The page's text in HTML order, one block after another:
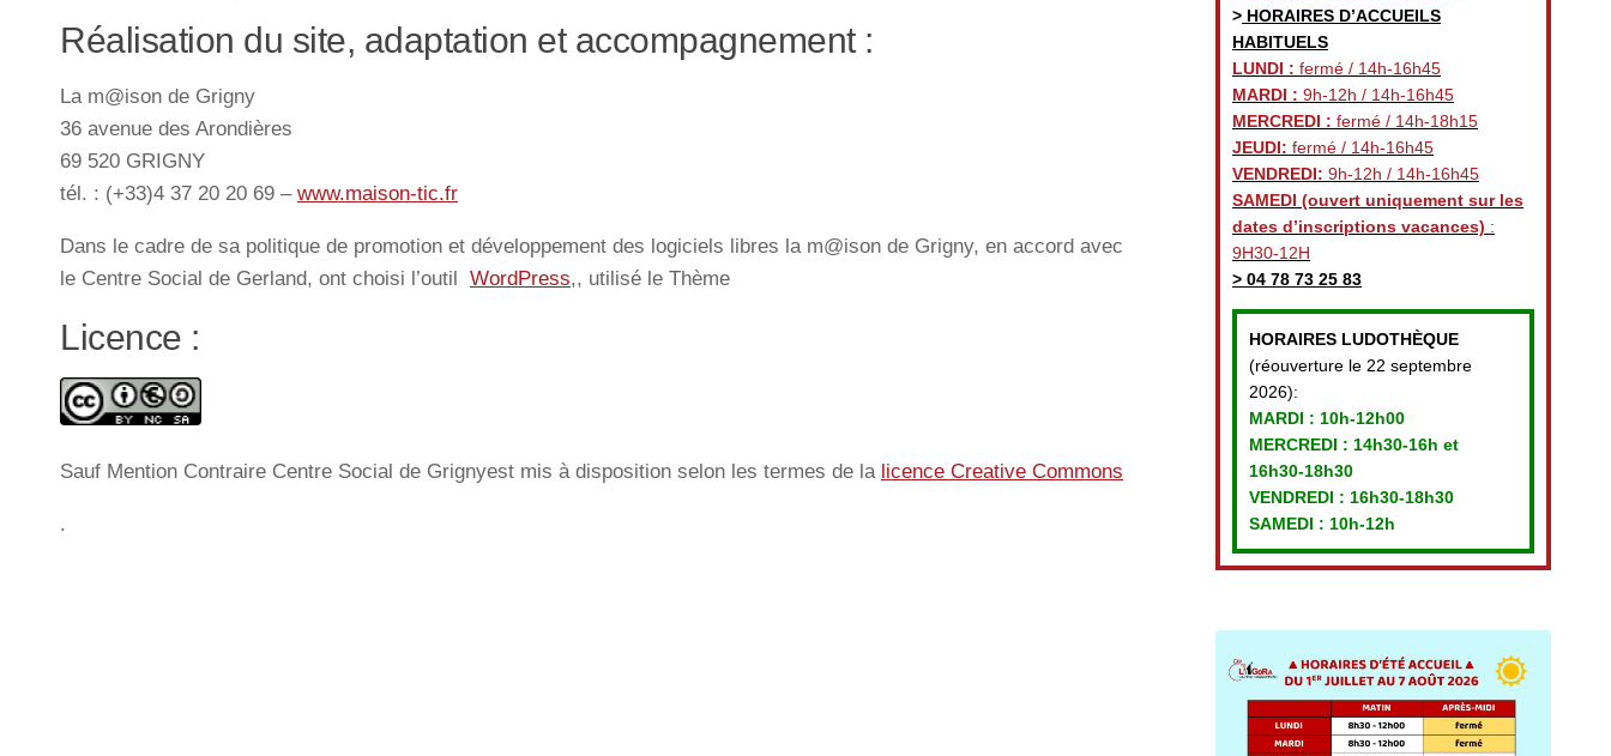
Réalisation du site, adaptation et accompagnement :
La m@ison de Grigny
36 avenue des Arondières
69 520 GRIGNY
tél. : (+33)4 37 20 20 69 – www.maison-tic.fr
Dans le cadre de sa politique de promotion et développement des logiciels libres la m@ison de Grigny, en accord avec
le Centre Social de Gerland, ont choisi l’outil WordPress,, utilisé le Thème
Licence :
Sauf Mention Contraire Centre Social de Grignyest mis à disposition selon les termes de la licence Creative Commons
.
> HORAIRES D’ACCUEILS
HABITUELS
LUNDI : fermé / 14h-16h45
MARDI : 9h-12h / 14h-16h45
MERCREDI : fermé / 14h-18h15
JEUDI: fermé / 14h-16h45
VENDREDI: 9h-12h / 14h-16h45
SAMEDI (ouvert uniquement sur les
dates d’inscriptions vacances) :
9H30-12H
> 04 78 73 25 83
HORAIRES LUDOTHÈQUE
(réouverture le 22 septembre
2026):
MARDI : 10h-12h00
MERCREDI : 14h30-16h et
16h30-18h30
VENDREDI : 16h30-18h30
SAMEDI : 10h-12h